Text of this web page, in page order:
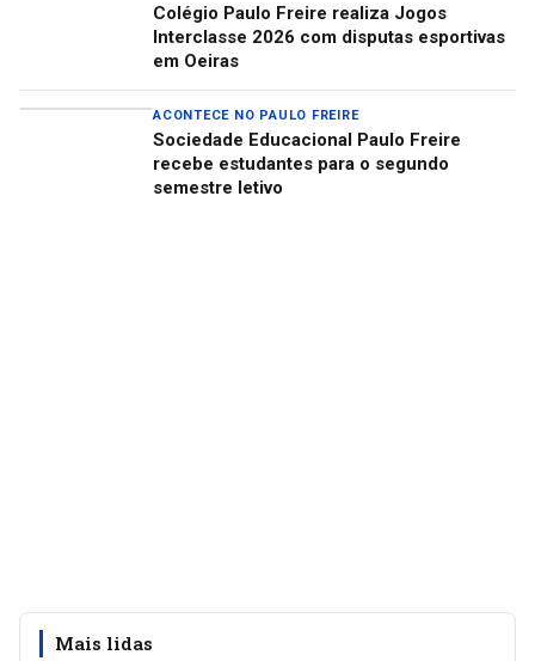
Colégio Paulo Freire realiza Jogos
Interclasse 2026 com disputas esportivas
em Oeiras
ACONTECE NO PAULO FREIRE
Sociedade Educacional Paulo Freire
recebe estudantes para o segundo
semestre letivo
Mais lidas